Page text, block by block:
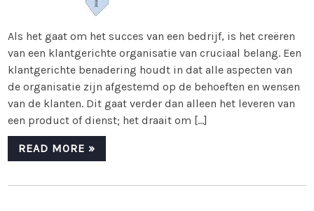
Als het gaat om het succes van een bedrijf, is het creëren
van een klantgerichte organisatie van cruciaal belang. Een
klantgerichte benadering houdt in dat alle aspecten van
de organisatie zijn afgestemd op de behoeften en wensen
van de klanten. Dit gaat verder dan alleen het leveren van
een product of dienst; het draait om […]
READ MORE »